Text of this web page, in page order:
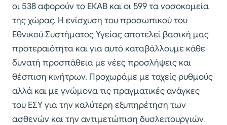
οι 538 αφορούν το ΕΚΑΒ και οι 599 τα νοσοκομεία
της χώρας. Η ενίσχυση του προσωπικού του
Εθνικού Συστήματος Υγείας αποτελεί βασική μας
προτεραιότητα και για αυτό καταβάλλουμε κάθε
δυνατή προσπάθεια με νέες προσλήψεις και
θέσπιση κινήτρων. Προχωράμε με ταχείς ρυθμούς
αλλά και με γνώμονα τις πραγματικές ανάγκες
του ΕΣΥ για την καλύτερη εξυπηρέτηση των
ασθενών και την αντιμετώπιση δυσλειτουργιών